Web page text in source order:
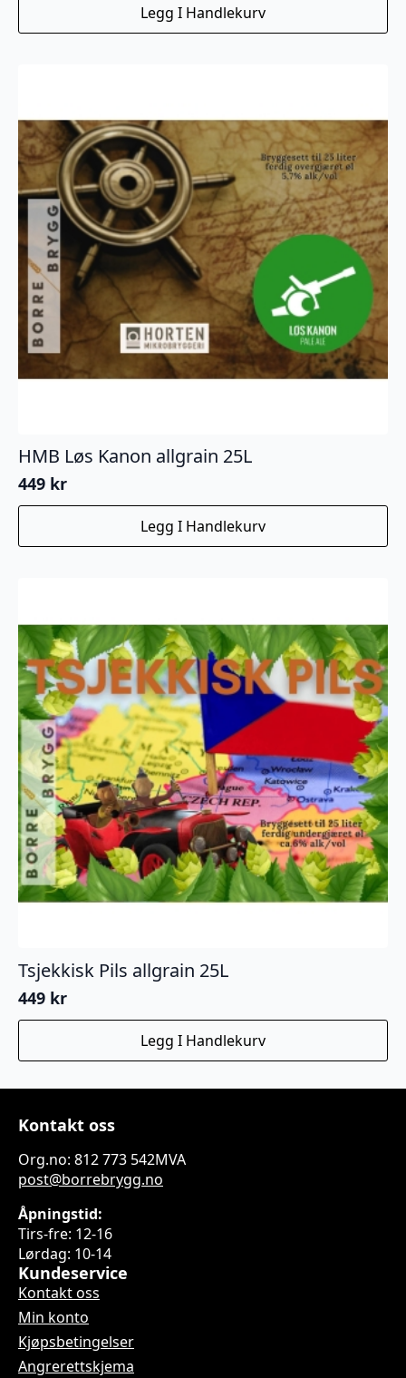
Legg I Handlekurv
HMB Løs Kanon allgrain 25L
449 kr
Legg I Handlekurv
Tsjekkisk Pils allgrain 25L
449 kr
Legg I Handlekurv
Kontakt oss
Org.no: 812 773 542MVA
post@borrebrygg.no
Åpningstid:
Tirs-fre: 12-16
Lørdag: 10-14
Kundeservice
Kontakt oss
Min konto
Kjøpsbetingelser
Angrerettskjema